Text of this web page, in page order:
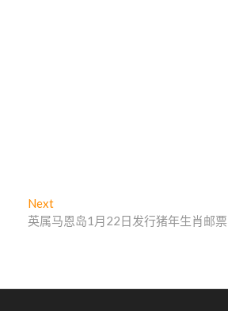
Next
e
o
英属马恩岛1月22日发行猪年生肖邮票